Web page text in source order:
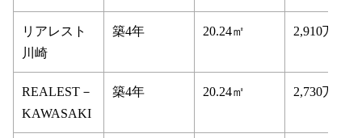
リアレスト
川崎
築4年 20.24㎡ 2,910万円
REALEST－
KAWASAKI
築4年 20.24㎡ 2,730万円